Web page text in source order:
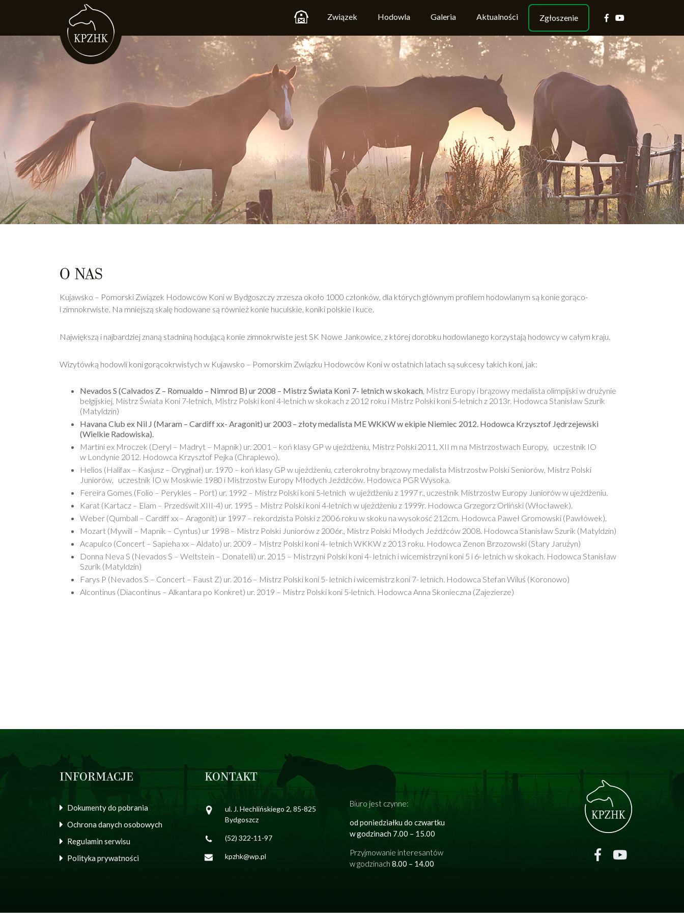
Związek Hodowla Galeria Aktualności Zgłoszenie
O NAS
Kujawsko – Pomorski Związek Hodowców Koni w Bydgoszczy zrzesza około 1000 członków, dla których głównym profilem hodowlanym są konie gorąco-
i zimnokrwiste. Na mniejszą skalę hodowane są również konie huculskie, koniki polskie i kuce.
Największą i najbardziej znaną stadniną hodującą konie zimnokrwiste jest SK Nowe Jankowice, z której dorobku hodowlanego korzystają hodowcy w całym kraju.
Wizytówką hodowli koni gorącokrwistych w Kujawsko – Pomorskim Związku Hodowców Koni w ostatnich latach są sukcesy takich koni, jak:
Nevados S (Calvados Z – Romualdo – Nimrod B) ur 2008 – Mistrz Świata Koni 7- letnich w skokach, Mistrz Europy i brązowy medalista olimpijski w drużynie
belgijskiej, Mistrz Świata Koni 7-letnich, Mistrz Polski koni 4-letnich w skokach z 2012 roku i Mistrz Polski koni 5-letnich z 2013r. Hodowca Stanisław Szurik
(Matyldzin)
Havana Club ex Nil J (Maram – Cardiff xx- Aragonit) ur 2003 – złoty medalista ME WKKW w ekipie Niemiec 2012. Hodowca Krzysztof Jędrzejewski
(Wielkie Radowiska).
Martini ex Mroczek (Deryl – Madryt – Mapnik) ur. 2001 – koń klasy GP w ujeżdżeniu, Mistrz Polski 2011, XII m na Mistrzostwach Europy, uczestnik IO
w Londynie 2012. Hodowca Krzysztof Pejka (Chraplewo).
Helios (Halifax – Kasjusz – Oryginał) ur. 1970 – koń klasy GP w ujeżdżeniu, czterokrotny brązowy medalista Mistrzostw Polski Seniorów, Mistrz Polski
Juniorów, uczestnik IO w Moskwie 1980 i Mistrzostw Europy Młodych Jeźdźców. Hodowca PGR Wysoka.
Fereira Gomes (Folio – Perykles – Port) ur. 1992 – Mistrz Polski koni 5-letnich w ujeżdżeniu z 1997 r., uczestnik Mistrzostw Europy Juniorów w ujeżdżeniu.
Karat (Kartacz – Elam – Przedświt XIII-4) ur. 1995 – Mistrz Polski koni 4-letnich w ujeżdżeniu z 1999r. Hodowca Grzegorz Orliński (Włocławek).
Weber (Qumball – Cardiff xx – Aragonit) ur 1997 – rekordzista Polski z 2006 roku w skoku na wysokość 212cm. Hodowca Paweł Gromowski (Pawłówek).
Mozart (Mywill – Mapnik – Cyntus) ur 1998 – Mistrz Polski Juniorów z 2006r., Mistrz Polski Młodych Jeźdźców 2008. Hodowca Stanisław Szurik (Matyldzin)
Acapulco (Concert – Sapieha xx – Aldato) ur. 2009 – Mistrz Polski koni 4- letnich WKKW z 2013 roku. Hodowca Zenon Brzozowski (Stary Jarużyn)
Donna Neva S (Nevados S – Weltstein – Donatelli) ur. 2015 – Mistrzyni Polski koni 4- letnich i wicemistrzyni koni 5 i 6- letnich w skokach. Hodowca Stanisław
Szurik (Matyldzin)
Farys P (Nevados S – Concert – Faust Z) ur. 2016 – Mistrz Polski koni 5- letnich i wicemistrz koni 7- letnich. Hodowca Stefan Wiluś (Koronowo)
Alcontinus (Diacontinus – Alkantara po Konkret) ur. 2019 – Mistrz Polski koni 5-letnich. Hodowca Anna Skonieczna (Zajezierze)
INFORMACJE
Dokumenty do pobrania
Ochrona danych osobowych
Regulamin serwisu
Polityka prywatności
KONTAKT
ul. J. Hechlińskiego 2, 85-825
Bydgoszcz
(52) 322-11-97
kpzhk@wp.pl
Biuro jest czynne:
od poniedziałku do czwartku
w godzinach 7.00 – 15.00
Przyjmowanie interesantów
w godzinach 8.00 – 14.00